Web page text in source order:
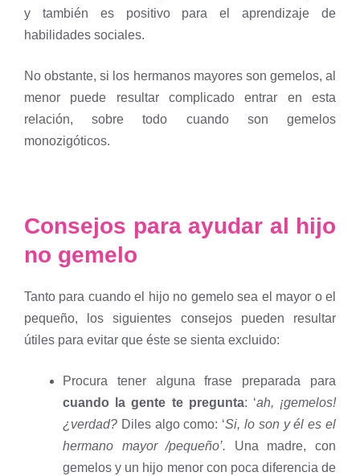
y también es positivo para el aprendizaje de
habilidades sociales.
No obstante, si los hermanos mayores son gemelos, al
menor puede resultar complicado entrar en esta
relación, sobre todo cuando son gemelos
monozigóticos.
Consejos para ayudar al hijo
no gemelo
Tanto para cuando el hijo no gemelo sea el mayor o el
pequeño, los siguientes consejos pueden resultar
útiles para evitar que éste se sienta excluido:
Procura tener alguna frase preparada para
cuando la gente te pregunta: ‘ah, ¡gemelos!
¿verdad? Diles algo como: ‘Si, lo son y él es el
hermano mayor /pequeño’. Una madre, con
gemelos y un hijo menor con poca diferencia de